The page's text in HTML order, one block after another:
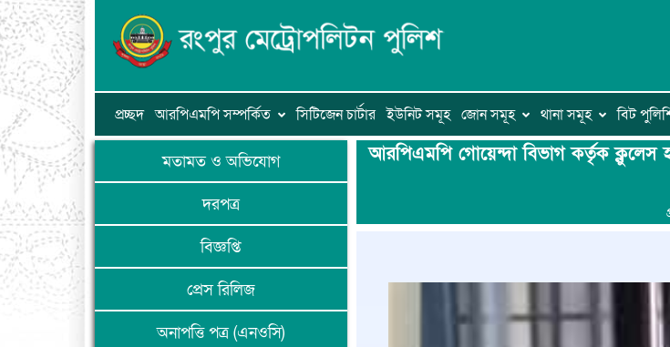
প্রচ্ছদ আরপিএমপি সম্পর্কিত সিটিজেন চার্টার ইউনিট সমূহ জোন সমূহ থানা সমূহ বিট
মতামত ও অভিযোগ
দরপত্র
বিজ্ঞপ্তি
প্রেস রিলিজ
অনাপত্তি পত্র (এনওসি)
আরপিএমপি গোয়েন্দা বিভাগ কর্তৃক